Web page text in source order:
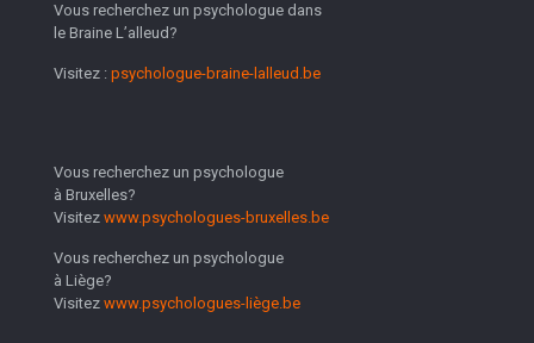
Vous recherchez un psychologue dans
le Braine L’alleud?
Visitez : psychologue-braine-lalleud.be
Vous recherchez un psychologue
à Bruxelles?
Visitez www.psychologues-bruxelles.be
Vous recherchez un psychologue
à Liège?
Visitez www.psychologues-liège.be